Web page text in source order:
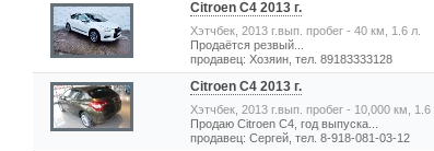
Citroen C4 2013 г.
Хэтчбек, 2013 г.вып. пробег - 40 км, 1.6 л.
Продаётся резвый...
продавец: Хозяин, тел. 89183333128
Citroen C4 2013 г.
Хэтчбек, 2013 г.вып. пробег - 10,000 км, 1.6
Продаю Citroen C4, год выпуска...
продавец: Сергей, тел. 8-918-081-03-12